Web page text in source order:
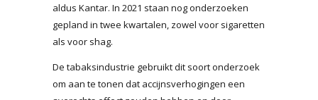
aldus Kantar. In 2021 staan nog onderzoeken
gepland in twee kwartalen, zowel voor sigaretten
als voor shag.
De tabaksindustrie gebruikt dit soort onderzoek
om aan te tonen dat accijnsverhogingen een